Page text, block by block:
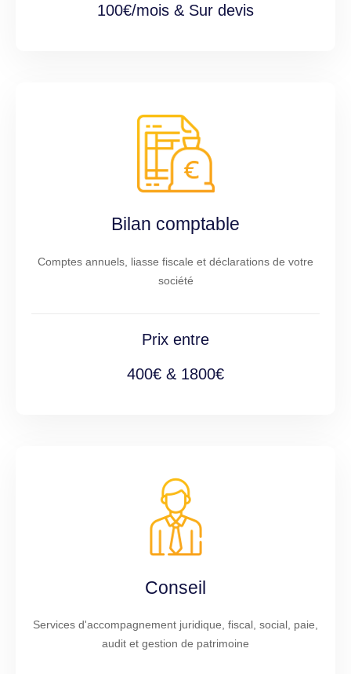
100€/mois & Sur devis
Bilan comptable
Comptes annuels, liasse fiscale et déclarations de votre
société
Prix entre
400€ & 1800€
Conseil
Services d'accompagnement juridique, fiscal, social, paie,
audit et gestion de patrimoine